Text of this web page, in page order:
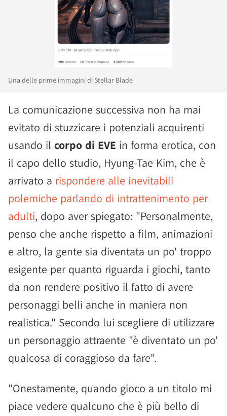
Una delle prime immagini di Stellar Blade
La comunicazione successiva non ha mai
evitato di stuzzicare i potenziali acquirenti
usando il corpo di EVE in forma erotica, con
il capo dello studio, Hyung-Tae Kim, che è
arrivato a rispondere alle inevitabili
polemiche parlando di intrattenimento per
adulti, dopo aver spiegato: "Personalmente,
penso che anche rispetto a film, animazioni
e altro, la gente sia diventata un po' troppo
esigente per quanto riguarda i giochi, tanto
da non rendere positivo il fatto di avere
personaggi belli anche in maniera non
realistica." Secondo lui scegliere di utilizzare
un personaggio attraente "è diventato un po'
qualcosa di coraggioso da fare".
"Onestamente, quando gioco a un titolo mi
piace vedere qualcuno che è più bello di